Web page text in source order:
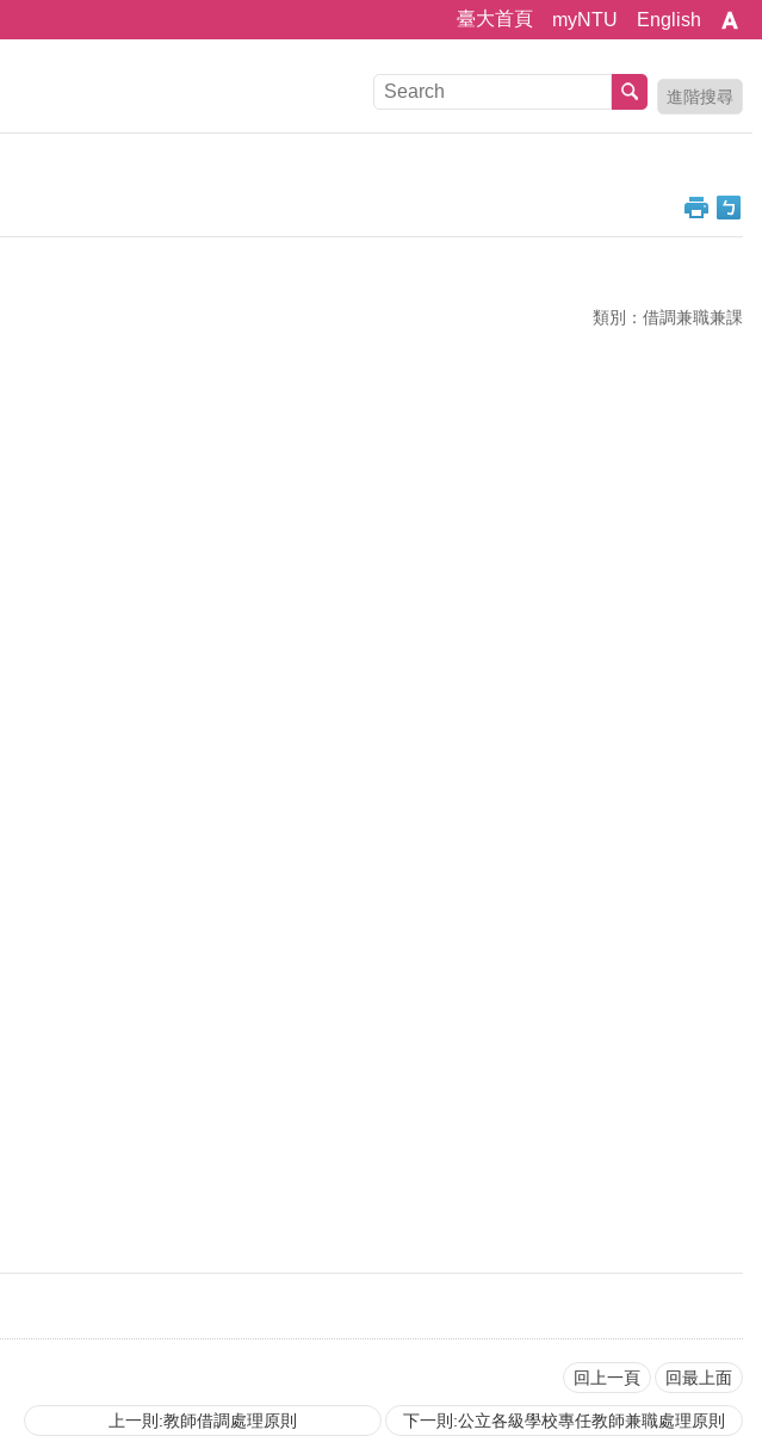
臺大首頁 myNTU English
進階搜尋
類別：借調兼職兼課
回上一頁 回最上面
上一則:教師借調處理原則 下一則:公立各級學校專任教師兼職處理原則